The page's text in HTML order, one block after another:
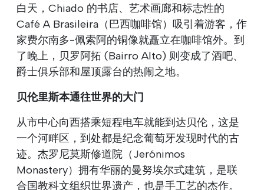
白天，Chiado 的书店、艺术画廊和标志性的
Café A Brasileira（巴西咖啡馆）吸引着游客，作
家费尔南多-佩索阿的铜像就矗立在咖啡馆外。到
了晚上，贝罗阿拓 (Bairro Alto) 则变成了酒吧、
爵士俱乐部和屋顶露台的热闹之地。
贝伦里斯本通往世界的大门
从市中心向西搭乘短程电车就能到达贝伦，这是
一个河畔区，到处都是纪念葡萄牙发现时代的古
迹。杰罗尼莫斯修道院（Jerónimos
Monastery）拥有华丽的曼努埃尔式建筑，是联
合国教科文组织世界遗产，也是手工艺的杰作。